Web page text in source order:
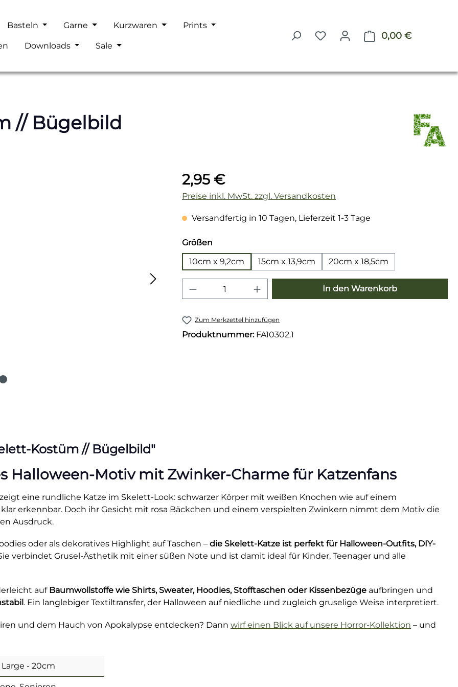
Basteln Garne Kurzwaren Prints
Downloads Sale
0,00 €
// Bügelbild
Regulärer Preis:
2,95 €
Preise inkl. MwSt. zzgl. Versandkosten
Versandfertig in 10 Tagen, Lieferzeit 1-3 Tage
Größen
10cm x 9,2cm
15cm x 13,9cm 20cm x 18,5cm
Produkt Anzahl: Gib den gewünschten
In den Warenkorb
Zum Merkzettel hinzufügen
Produktnummer: FA10302.1
Kostüm // Bügelbild"
Halloween-Motiv mit Zwinker-Charme für Katzenfans
eine rundliche Katze im Skelett-Look: schwarzer Körper mit weißen Knochen wie auf einem
erkennbar. Doch ihr Gesicht mit rosa Bäckchen und einem verspielten Zwinkern nimmt dem Motiv die
Ausdruck.
oder als dekoratives Highlight auf Taschen – die Skelett-Katze ist perfekt für Halloween-Outfits, DIY-
verbindet Grusel-Ästhetik mit einer süßen Note und ist damit ideal für Kinder, Teenager und alle
auf Baumwollstoffe wie Shirts, Sweater, Hoodies, Stofftaschen oder Kissenbezüge aufbringen und
. Ein langlebiger Textiltransfer, der Halloween auf niedliche und zugleich gruselige Weise interpretiert.
und dem Hauch von Apokalypse entdecken? Dann wirf einen Blick auf unsere Horror-Kollektion – und
- 20cm